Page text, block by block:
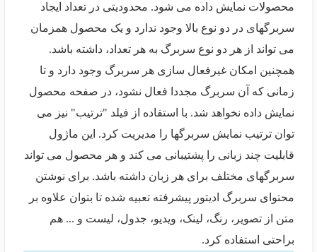
محصولات نمایش داده می شود. محدودیتی در تعداد ایجاد
سربرگهای در دو نوع بالا وجود ندارد و یک محصول همزمان
می تواند از هر دو نوع سربرگ به هر تعداد، داشته باشد.
همچنین امکان غیرفعال سازی هر سربرگ وجود دارد و تا
زمانی که آن سربرگ مجددا فعال نشود، در صفحه محصول
نمایش داده نخواهد شد. با استفاده از فیلد "ترتیب" نیز می
توان ترتیب نمایش سربرگها را مدیریت کرد. این ماژول
قابلیت چند زبانی را پشتیبانی می کند و هر محصول می تواند
سربرگهای مختلف برای هر زبان داشته باشد. برای نوشتن
محتوای سربرگ ادیتور پیشرفته تعبیه شده تا بتوان علاوه بر
متن از تصویر، رنگ، لینک، ویدیو، جدول، لیست و ... هم
براحتی استفاده کرد.